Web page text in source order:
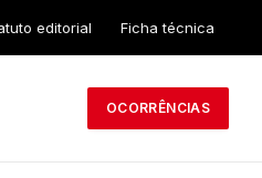
editorial Ficha técnica
OCORRÊNCIAS